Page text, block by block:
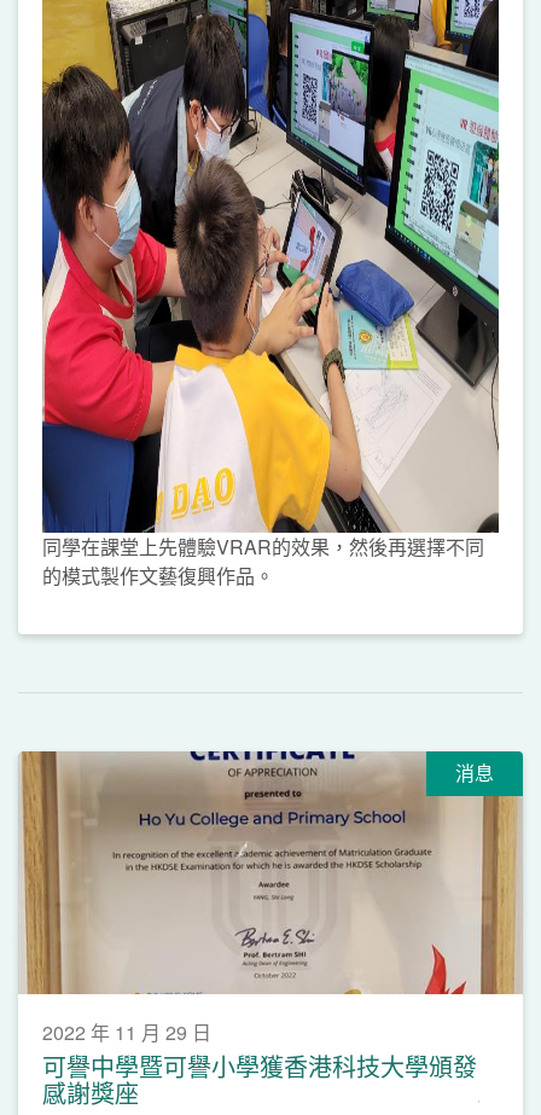
同學在課堂上先體驗VRAR的效果，然後再選擇不同
的模式製作文藝復興作品。
消息
2022 年 11 月 29 日
可譽中學暨可譽小學獲香港科技大學頒發
感謝獎座